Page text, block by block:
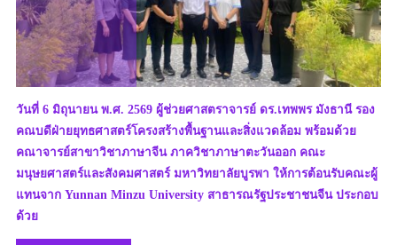
ฝ่าย
แลก
เปลี่ยน
และ
ความ
ร่วม
ระหว่าง
วันที่ 6 มิถุนายน พ.ศ. 2569 ผู้ช่วยศาสตราจารย์ ดร.เทพพร มังธานี รอง
คณบดีฝ่ายยุทธศาสตร์โครงสร้างพื้นฐานและสิ่งแวดล้อม พร้อมด้วย
คณาจารย์สาขาวิชาภาษาจีน ภาควิชาภาษาตะวันออก คณะ
มนุษยศาสตร์และสังคมศาสตร์ มหาวิทยาลัยบูรพา ให้การต้อนรับคณะผู้
แทนจาก Yunnan Minzu University สาธารณรัฐประชาชนจีน ประกอบ
ด้วย